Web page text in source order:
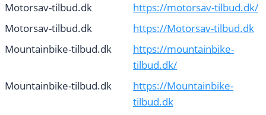
Motorsav-tilbud.dk
https://motorsav-tilbud.dk/
Motorsav-tilbud.dk
https://Motorsav-tilbud.dk
Mountainbike-tilbud.dk
https://mountainbike-
tilbud.dk/
Mountainbike-tilbud.dk
https://Mountainbike-
tilbud.dk